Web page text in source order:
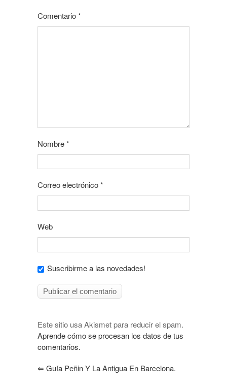
Comentario*
Nombre*
Correo electrónico*
Web
Suscribirme a las novedades!
Este sitio usa Akismet para reducir el spam.
Aprende cómo se procesan los datos de tus
comentarios.
⇐ Guía Peñin Y La Antigua En Barcelona.